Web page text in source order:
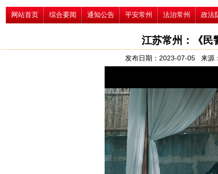
网站首页 综合要闻 通知公告 平安常州 法治常州 政法
江苏常州：《民
发布日期：2023-07-05 来源